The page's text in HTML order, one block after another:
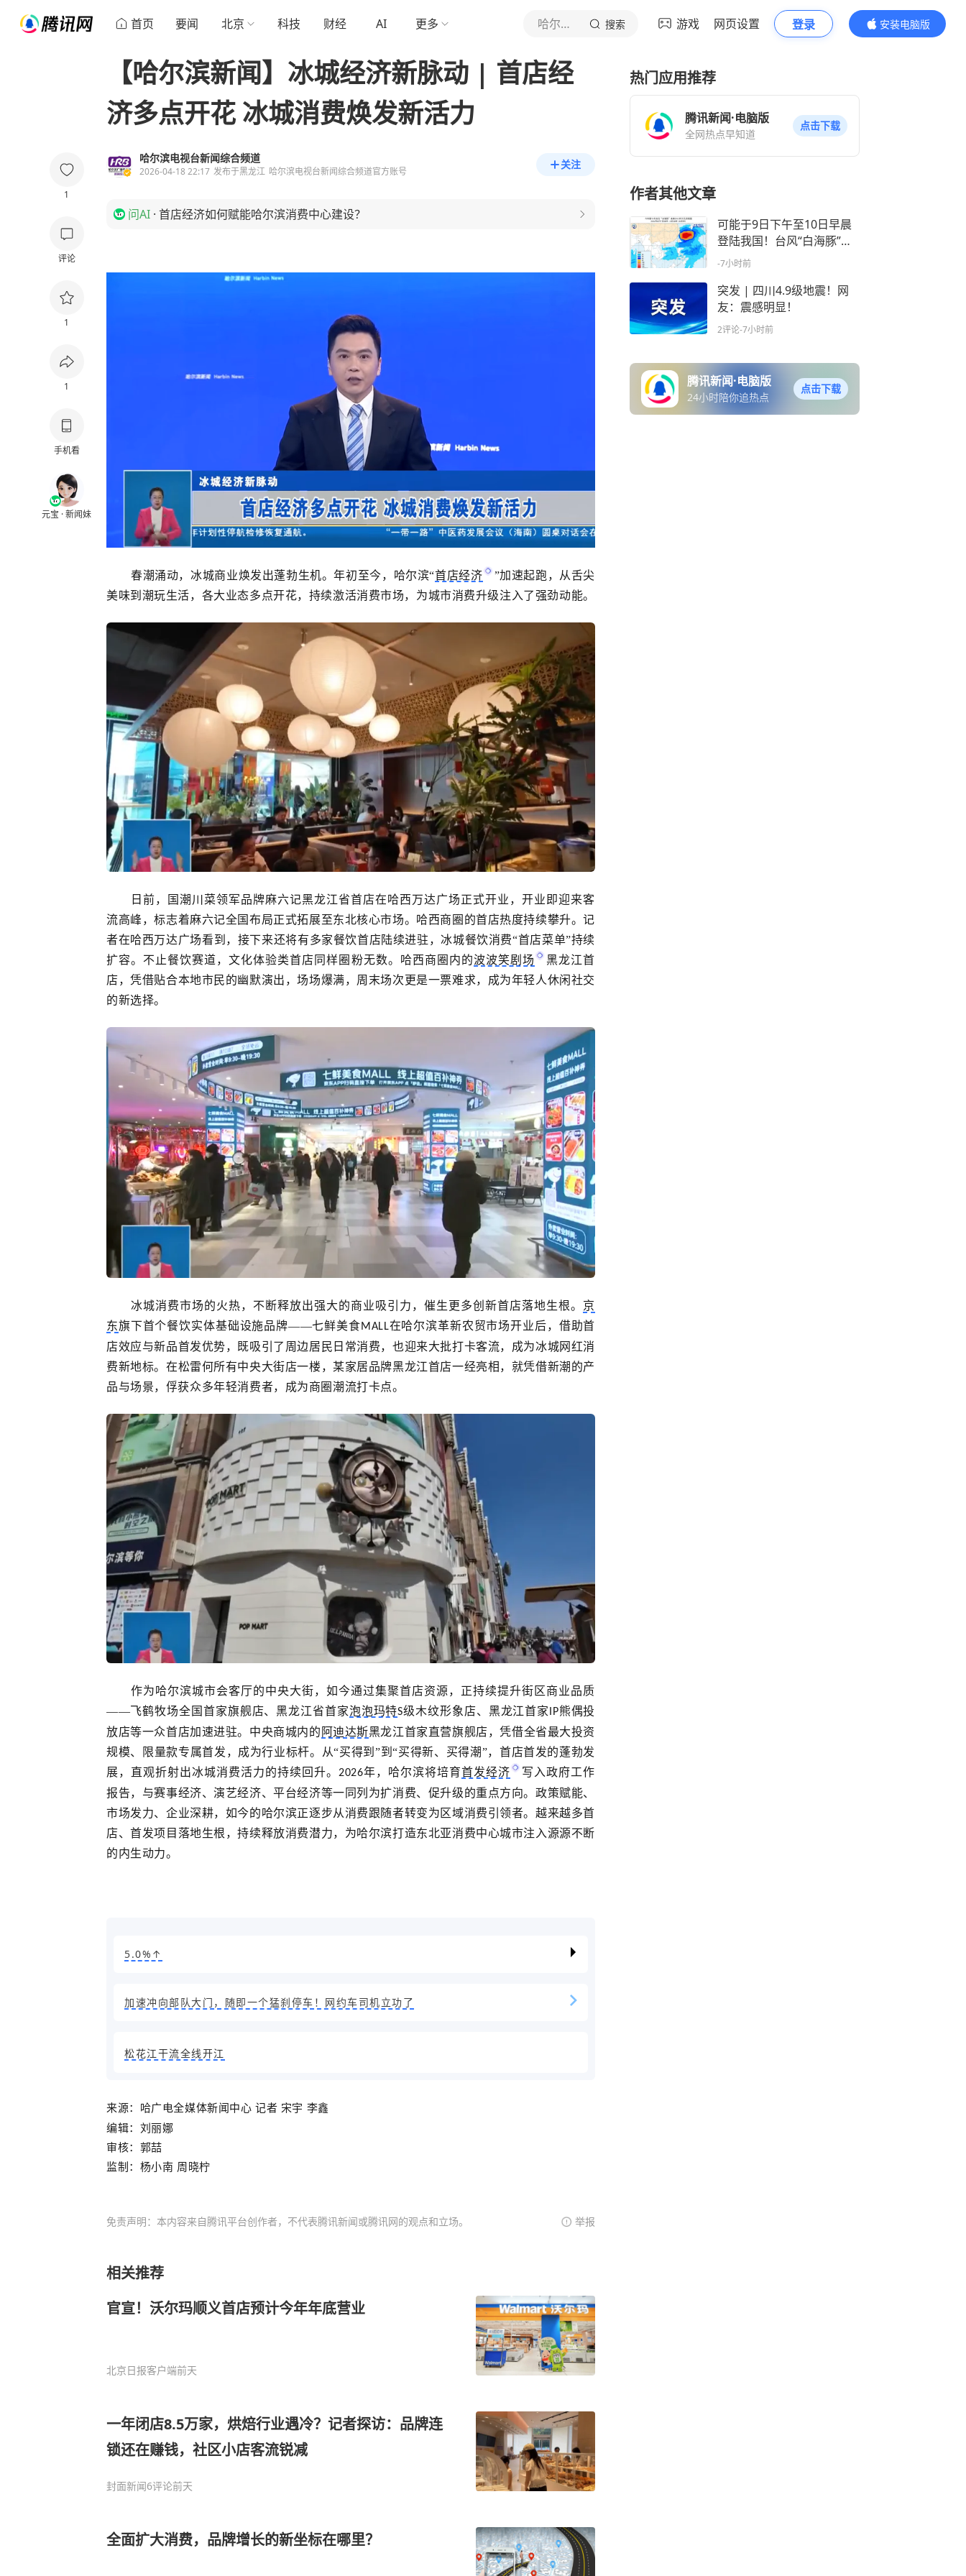
首页 要闻 北京 科技 财经 AI 更多 哈尔滨电视台新闻综合频道 搜索 游戏 网页设置 登录
安装电脑版
内容更精彩
1
评论
1
1
手机看
元宝 · 新闻妹
【哈尔滨新闻】冰城经济新脉动 | 首店经
济多点开花 冰城消费焕发新活力
哈尔滨电视台新闻综合频道
2026-04-18 22:17 发布于黑龙江 哈尔滨电视台新闻综合频道官方账号
关注
问AI · 首店经济如何赋能哈尔滨消费中心建设？
春潮涌动，冰城商业焕发出蓬勃生机。年初至今，哈尔滨“首店经济
”加速起跑，从舌尖
美味到潮玩生活，各大业态多点开花，持续激活消费市场，为城市消费升级注入了强劲动能。
日前，国潮川菜领军品牌麻六记黑龙江省首店在哈西万达广场正式开业，开业即迎来客
流高峰，标志着麻六记全国布局正式拓展至东北核心市场。哈西商圈的首店热度持续攀升。记
者在哈西万达广场看到，接下来还将有多家餐饮首店陆续进驻，冰城餐饮消费“首店菜单”持续
扩容。不止餐饮赛道，文化体验类首店同样圈粉无数。哈西商圈内的波波笑剧场
黑龙江首
店，凭借贴合本地市民的幽默演出，场场爆满，周末场次更是一票难求，成为年轻人休闲社交
的新选择。
冰城消费市场的火热，不断释放出强大的商业吸引力，催生更多创新首店落地生根。 京
东旗下首个餐饮实体基础设施品牌——七鲜美食MALL在哈尔滨革新农贸市场开业后，借助首
店效应与新品首发优势，既吸引了周边居民日常消费，也迎来大批打卡客流，成为冰城网红消
费新地标。在松雷何所有中央大街店一楼，某家居品牌黑龙江首店一经亮相，就凭借新潮的产
品与场景，俘获众多年轻消费者，成为商圈潮流打卡点。
作为哈尔滨城市会客厅的中央大街，如今通过集聚首店资源，正持续提升街区商业品质
——飞鹤牧场全国首家旗舰店、黑龙江省首家泡泡玛特S级木纹形象店、黑龙江首家 IP熊偶投
放店等一众首店加速进驻。中央商城内的 阿迪达斯黑龙江首家直营旗舰店，凭借全省最大投资
规模、限量款专属首发，成为行业标杆。从“买得到”到“买得新、买得潮”，首店首发的蓬勃发
展，直观折射出冰城消费活力的持续回升。 2026年，哈尔滨将培育首发经济
写入政府工作
报告，与赛事经济、演艺经济、平台经济等一同列为扩消费、促升级的重点方向。政策赋能、
市场发力、企业深耕，如今的哈尔滨正逐步从消费跟随者转变为区域消费引领者。越来越多首
店、首发项目落地生根，持续释放消费潜力，为哈尔滨打造东北亚消费中心城市注入源源不断
的内生动力。
5.0%↑
加速冲向部队大门，随即一个猛刹停车！网约车司机立功了
松花江干流全线开江
来源： 哈广电全媒体新闻中心 记者 宋宇 李鑫
编辑：刘丽娜
审核：郭喆
监制：杨小南 周晓柠
免责声明：本内容来自腾讯平台创作者，不代表腾讯新闻或腾讯网的观点和立场。 举报
相关推荐
官宣！沃尔玛顺义首店预计今年年底营业
北京日报客户端前天
一年闭店8.5万家，烘焙行业遇冷？记者探访：品牌连
锁还在赚钱，社区小店客流锐减
封面新闻6评论前天
全面扩大消费，品牌增长的新坐标在哪里？
热门应用推荐
腾讯新闻·电脑版
全网热点早知道
点击下载
作者其他文章
可能于9日下午至10日早晨
登陆我国！台风“白海豚”，
最新路径研判来了
-7小时前
突发 | 四川4.9级地震！网
友：震感明显！
2评论-7小时前
腾讯新闻·电脑版
24小时陪你追热点
点击下载